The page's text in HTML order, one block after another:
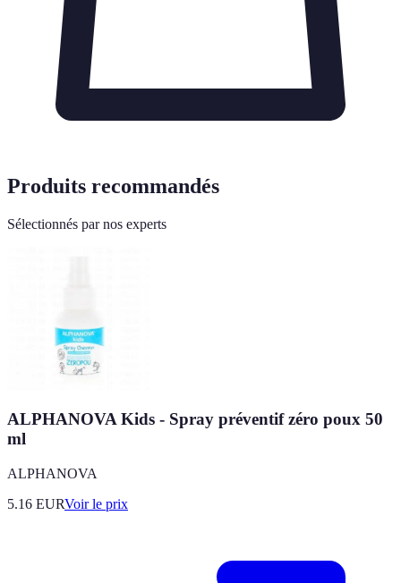
Produits recommandés
Sélectionnés par nos experts
ALPHANOVA Kids - Spray préventif zéro poux 50
ml
ALPHANOVA
5.16 EURVoir le prix